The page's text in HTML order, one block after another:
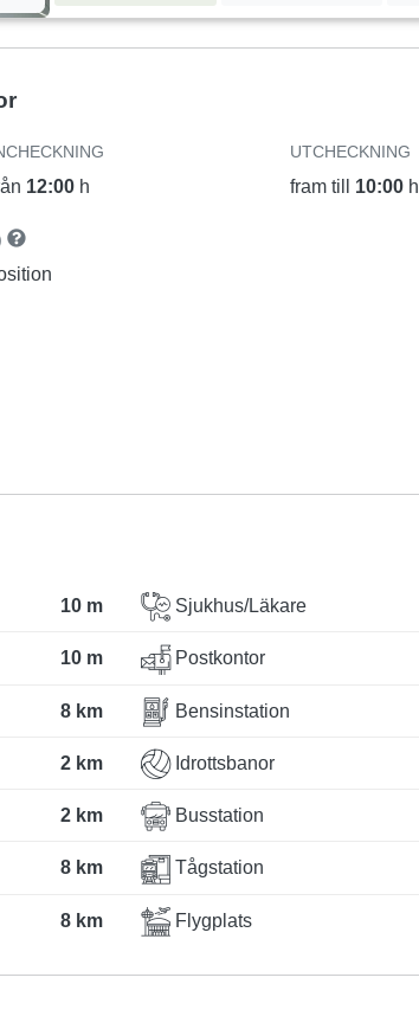
12:00 h
UTCHECKNING
fram till 10:00h
10 m
10 m
8 km
2 km
2 km
8 km
8 km
Sjukhus/Läkare
Postkontor
Bensinstation
Idrottsbanor
Busstation
Tågstation
Flygplats